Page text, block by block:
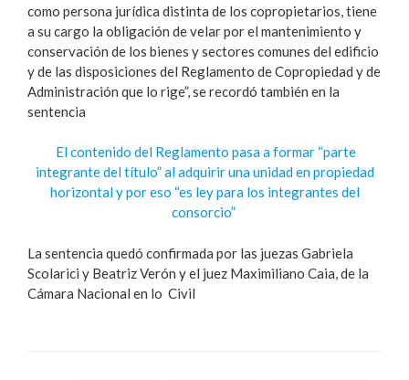
como persona jurídica distinta de los copropietarios, tiene
a su cargo la obligación de velar por el mantenimiento y
conservación de los bienes y sectores comunes del edificio
y de las disposiciones del Reglamento de Copropiedad y de
Administración que lo rige”, se recordó también en la
sentencia
El contenido del Reglamento pasa a formar “parte
integrante del título” al adquirir una unidad en propiedad
horizontal y por eso “es ley para los integrantes del
consorcio”
La sentencia quedó confirmada por las juezas Gabriela
Scolarici y Beatriz Verón y el juez Maximiliano Caia, de la
Cámara Nacional en lo Civil